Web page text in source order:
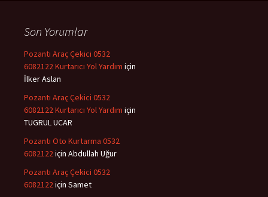
Son Yorumlar
Pozantı Araç Çekici 0532
6082122 Kurtarıcı Yol Yardım için
İlker Aslan
Pozantı Araç Çekici 0532
6082122 Kurtarıcı Yol Yardım için
TUGRUL UCAR
Pozantı Oto Kurtarma 0532
6082122için Abdullah Uğur
Pozantı Araç Çekici 0532
6082122için Samet